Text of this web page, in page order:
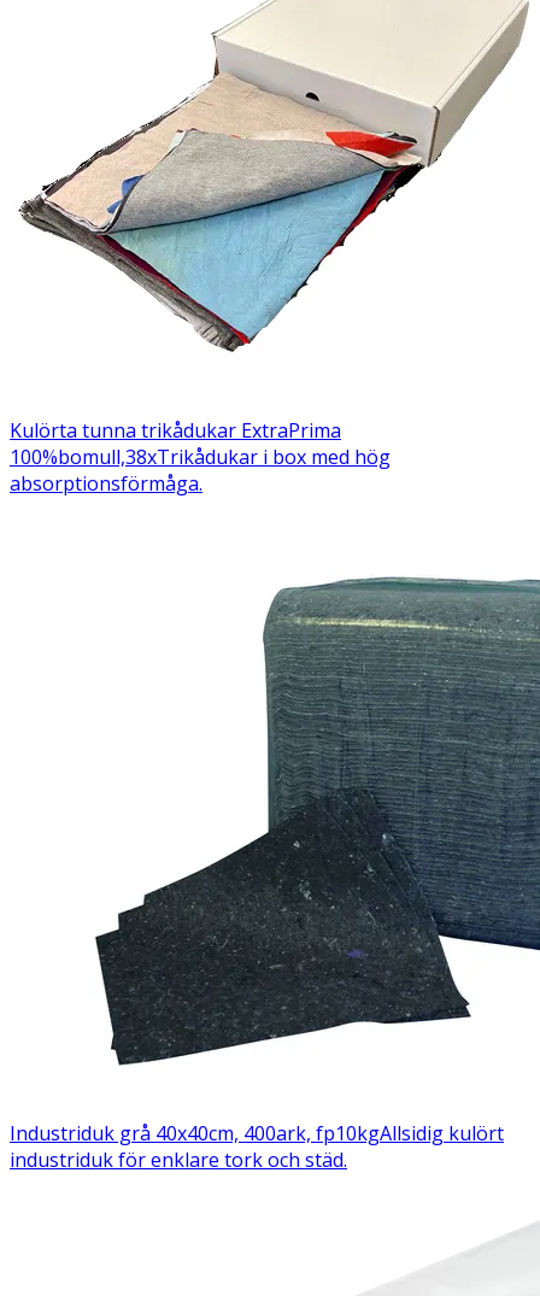
Kulörta tunna trikådukar ExtraPrima
100%bomull,38xTrikådukar i box med hög
absorptionsförmåga.
Industriduk grå 40x40cm, 400ark, fp10kgAllsidig kulört
industriduk för enklare tork och städ.